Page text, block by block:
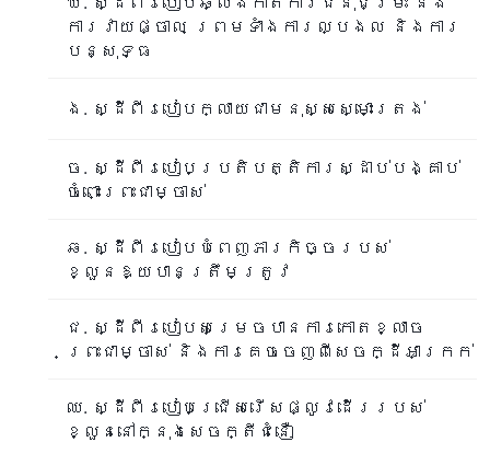
ការវាយផ្ចាល ព្រមទាំងការល្បងល និងការ
បន្សុទ្ធ
ង. ស្ដីពីរបៀបក្លាយជាមនុស្សស្មោះត្រង់
ច. ស្ដីពីរបៀបប្រតិបត្តិការស្ដាប់បង្គាប់
ចំពោះព្រះជាម្ចាស់
ឆ. ស្ដីពីរបៀបបំពេញភារកិច្ចរបស់
ខ្លួនឱ្យបានត្រឹមត្រូវ
ជ. ស្ដីពីរបៀបសម្រេចបានការកោតខ្លាច
ព្រះជាម្ចាស់ និងការគេចចេញពីសេចក្ដីអាក្រក់
ឈ. ស្ដីពីរបៀបជ្រើសរើសផ្លូវដើររបស់
ខ្លួននៅក្នុងសេចក្តីជំនឿ